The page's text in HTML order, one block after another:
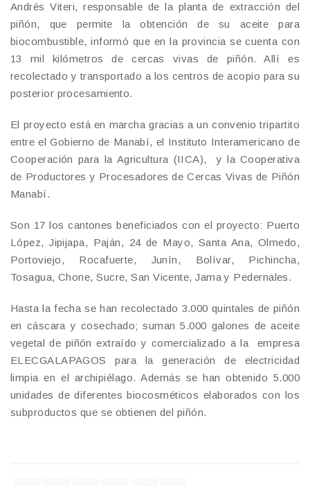
Andrés Viteri, responsable de la planta de extracción del
piñón, que permite la obtención de su aceite para
biocombustible, informó que en la provincia se cuenta con
13 mil kilómetros de cercas vivas de piñón. Allí es
recolectado y transportado a los centros de acopio para su
posterior procesamiento.
El proyecto está en marcha gracias a un convenio tripartito
entre el Gobierno de Manabí, el Instituto Interamericano de
Cooperación para la Agricultura (IICA), y la Cooperativa
de Productores y Procesadores de Cercas Vivas de Piñón
Manabí.
Son 17 los cantones beneficiados con el proyecto: Puerto
López, Jipijapa, Paján, 24 de Mayo, Santa Ana, Olmedo,
Portoviejo, Rocafuerte, Junín, Bolívar, Pichincha,
Tosagua, Chone, Sucre, San Vicente, Jama y Pedernales.
Hasta la fecha se han recolectado 3.000 quintales de piñón
en cáscara y cosechado; suman 5.000 galones de aceite
vegetal de piñón extraído y comercializado a la empresa
ELECGALAPAGOS para la generación de electricidad
limpia en el archipiélago. Además se han obtenido 5.000
unidades de diferentes biocosméticos elaborados con los
subproductos que se obtienen del piñón.